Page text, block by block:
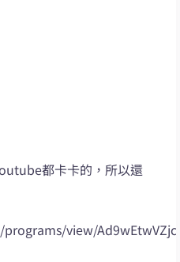
都卡卡的，所以還
view/